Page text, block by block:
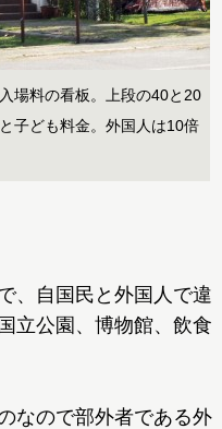
場料の看板。上段の40と20
子ども料金。外国人は10倍
、自国民と外国人で違
立公園、博物館、飲食
なので部外者である外